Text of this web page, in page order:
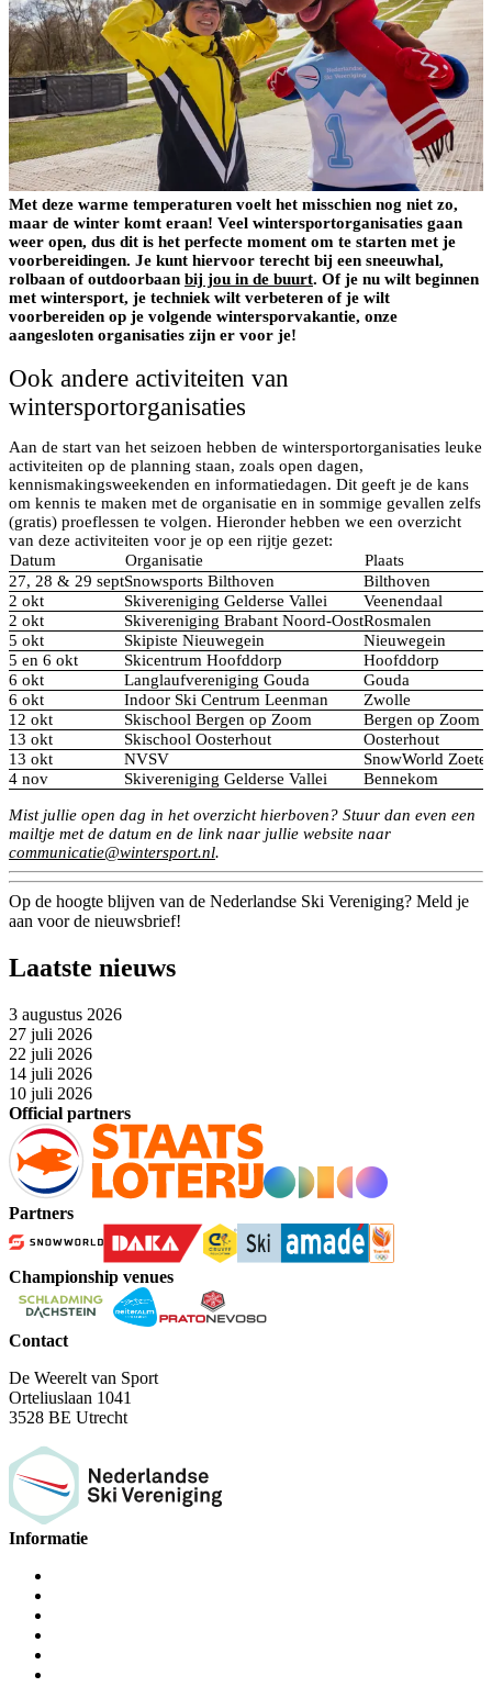
Met deze warme temperaturen voelt het misschien nog niet zo,
maar de winter komt eraan! Veel wintersportorganisaties gaan
weer open, dus dit is het perfecte moment om te starten met je
voorbereidingen. Je kunt hiervoor terecht bij een sneeuwhal,
rolbaan of outdoorbaan bij jou in de buurt. Of je nu wilt beginnen
met wintersport, je techniek wilt verbeteren of je wilt
voorbereiden op je volgende wintersporvakantie, onze
aangesloten organisaties zijn er voor je!
Ook andere activiteiten van
wintersportorganisaties
Aan de start van het seizoen hebben de wintersportorganisaties leuke
activiteiten op de planning staan, zoals open dagen,
kennismakingsweekenden en informatiedagen. Dit geeft je de kans
om kennis te maken met de organisatie en in sommige gevallen zelfs
(gratis) proeflessen te volgen. Hieronder hebben we een overzicht
van deze activiteiten voor je op een rijtje gezet:
Datum
Organisatie
Plaats
27, 28 & 29 septSnowsports Bilthoven
Bilthoven
2 okt
Skivereniging Gelderse Vallei
Veenendaal
2 okt
Skivereniging Brabant Noord-OostRosmalen
5 okt
Skipiste Nieuwegein
Nieuwegein
5 en 6 okt
Skicentrum Hoofddorp
Hoofddorp
6 okt
Langlaufvereniging Gouda
Gouda
6 okt
Indoor Ski Centrum Leenman
Zwolle
12 okt
Skischool Bergen op Zoom
Bergen op Zoom
13 okt
Skischool Oosterhout
Oosterhout
13 okt
NVSV
SnowWorld
4 nov
Skivereniging Gelderse Vallei Bennekom
Mist jullie open dag in het overzicht hierboven? Stuur dan even een
mailtje met de datum en de link naar jullie website naar
communicatie@wintersport.nl.
Op de hoogte blijven van de Nederlandse Ski Vereniging? Meld je
aan voor de nieuwsbrief!
Laatste nieuws
3 augustus 2026
27 juli 2026
22 juli 2026
14 juli 2026
10 juli 2026
Official partners
Partners
Championship venues
Contact
De Weerelt van Sport
Orteliuslaan 1041
3528 BE Utrecht
Informatie